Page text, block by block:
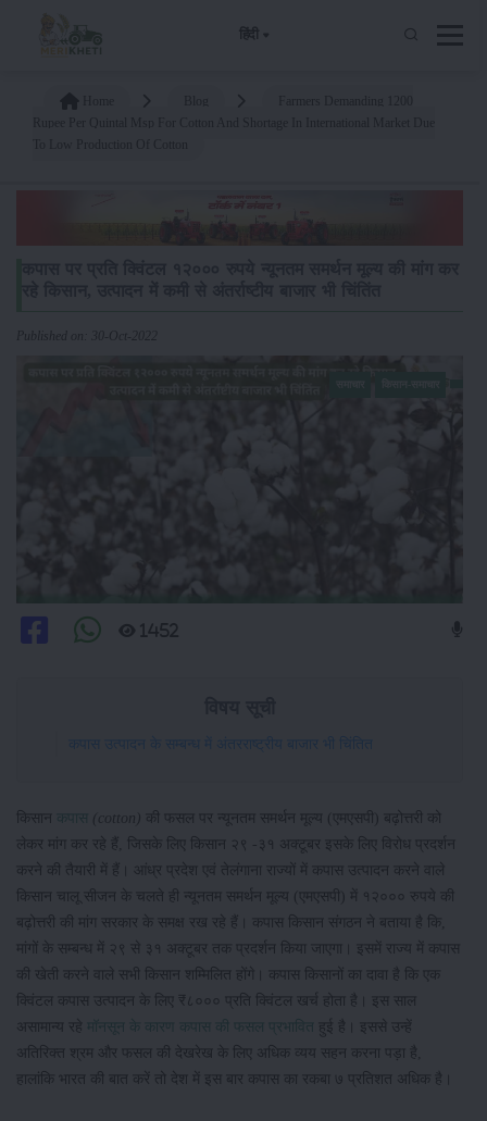
हिंदी
Published on: 30-Oct-2022
1452
कपास उत्पादन के सम्बन्ध में अंतरराष्ट्रीय बाजार भी चिंतित
किसान कपास (cotton) की फसल पर न्यूनतम समर्थन मूल्य (एमएसपी) बढ़ोत्तरी को
लेकर मांग कर रहे हैं, जिसके लिए किसान २९ -३१ अक्टूबर इसके लिए विरोध प्रदर्शन
करने की तैयारी में हैं। आंध्र प्रदेश एवं तेलंगाना राज्यों में कपास उत्पादन करने वाले
किसान चालू सीजन के चलते ही न्यूनतम समर्थन मूल्य (एमएसपी) में १२००० रुपये की
बढ़ोत्तरी की मांग सरकार के समक्ष रख रहे हैं। कपास किसान संगठन ने बताया है कि,
मांगों के सम्बन्ध में २९ से ३१ अक्टूबर तक प्रदर्शन किया जाएगा। इसमें राज्य में कपास
की खेती करने वाले सभी किसान शम्मिलित होंगे। कपास किसानों का दावा है कि एक
क्विंटल कपास उत्पादन के लिए ₹८००० प्रति क्विंटल खर्च होता है। इस साल
असामान्य रहे मॉनसून के कारण कपास की फसल प्रभावित
हुई है। इससे उन्हें
अतिरिक्त श्रम और फसल की देखरेख के लिए अधिक व्यय सहन करना पड़ा है,
हालांकि भारत की बात करें तो देश में इस बार कपास का रकबा ७ प्रतिशत अधिक है।